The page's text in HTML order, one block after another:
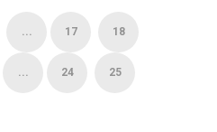
... 17 18
... 24 25